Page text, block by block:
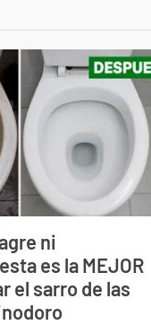
ni
es la MEJOR
el sarro de las